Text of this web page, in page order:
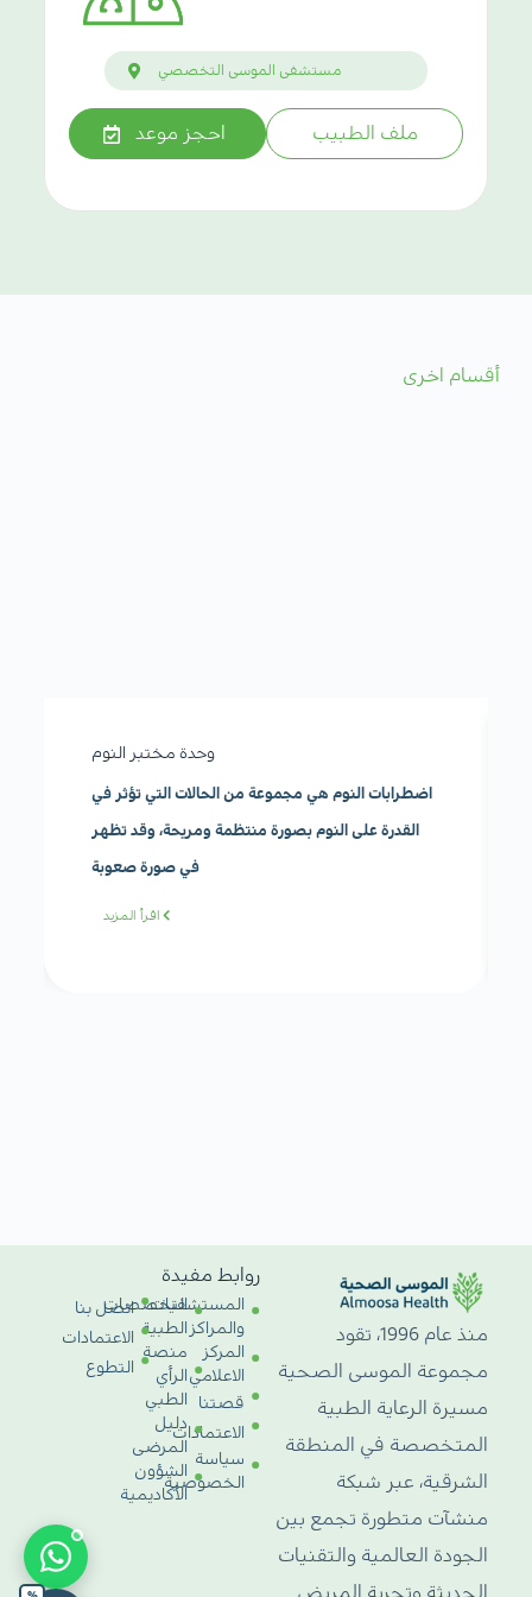
مستشفى الموسى التخصصي
احجز موعد ملف الطبيب
أقسام اخرى
وحدة مختبر النوم
اضطرابات النوم هي مجموعة من الحالات التي تؤثر في
القدرة على النوم بصورة منتظمة ومريحة، وقد تظهر
في صورة صعوبة
اقرأ المزيد
منذ عام 1996، تقود
مجموعة الموسى الصحية
مسيرة الرعاية الطبية
المتخصصة في المنطقة
الشرقية، عبر شبكة
منشآت متطورة تجمع بين
الجودة العالمية والتقنيات
الحديثة وتجربة المريض
روابط مفيدة
المستشفيات
والمراكز
المركز
الاعلامي
قصتنا
الاعتمادات
سياسة
الخصوصية
التخصصات
الطبية
منصة
الرأي
الطبي
دليل
المرضى
الشؤون
الأكاديمية
اتصل بنا
الاعتمادات
التطوع